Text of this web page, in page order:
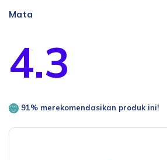
Mata
4.3
91% merekomendasikan produk ini!